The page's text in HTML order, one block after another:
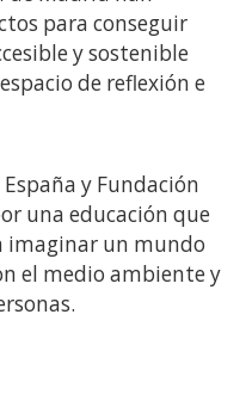
para conseguir
y sostenible
de reflexión e
y Fundación
una educación que
imaginar un mundo
el medio ambiente y